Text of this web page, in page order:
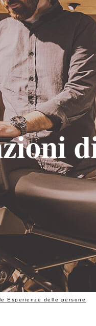
Con le Esperienze delle
Esperienze delle persone